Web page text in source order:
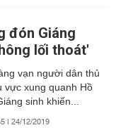
đón Giáng
lối thoát'
vạn người dân thủ
vực xung quanh Hồ
sinh khiến...
| 24/12/2019